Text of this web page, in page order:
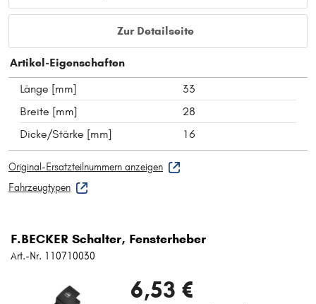
Zur Detailseite
Artikel-Eigenschaften
Länge [mm]
33
Breite [mm]
28
Dicke/Stärke [mm]
16
Original-Ersatzteilnummern anzeigen
Fahrzeugtypen
F.BECKER Schalter, Fensterheber
Art.-Nr. 110710030
6,53 €